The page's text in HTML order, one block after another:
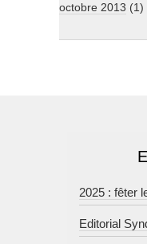
octobre 2013 (1)
2025 : fêter
Editorial